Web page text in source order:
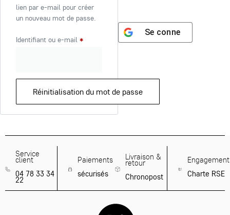
lien par e-mail pour créer
un nouveau mot de passe.
Identifiant ou e-mail *
Réinitialisation du mot de passe
Se connecter avec
Service
client
04 78 33 34
22
Paiements
sécurisés
Livraison &
retour
Chronopost
Charte RSE